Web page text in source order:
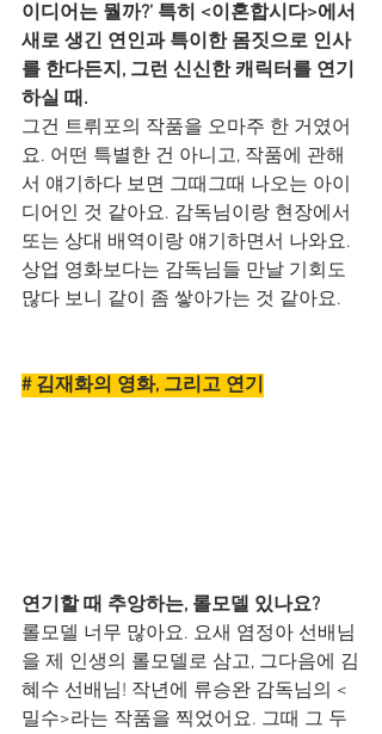
이디어는 뭘까?’ 특히 <이혼합시다>에서
새로 생긴 연인과 특이한 몸짓으로 인사
를 한다든지, 그런 신신한 캐릭터를 연기
하실 때.
그건 트뤼포의 작품을 오마주 한 거였어
요. 어떤 특별한 건 아니고, 작품에 관해
서 얘기하다 보면 그때그때 나오는 아이
디어인 것 같아요. 감독님이랑 현장에서
또는 상대 배역이랑 얘기하면서 나와요.
상업 영화보다는 감독님들 만날 기회도
많다 보니 같이 좀 쌓아가는 것 같아요.
# 김재화의 영화, 그리고 연기
연기할 때 추앙하는, 롤모델 있나요?
롤모델 너무 많아요. 요새 염정아 선배님
을 제 인생의 롤모델로 삼고, 그다음에 김
혜수 선배님! 작년에 류승완 감독님의 <
밀수>라는 작품을 찍었어요. 그때 그 두